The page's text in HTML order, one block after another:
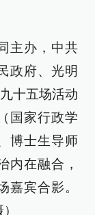
主办， 中共
政府、光明
十五场活动
国家行政学
博士生导师
内在融合，
嘉宾合影。